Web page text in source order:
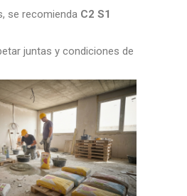
se recomienda C2 S1
juntas y condiciones de